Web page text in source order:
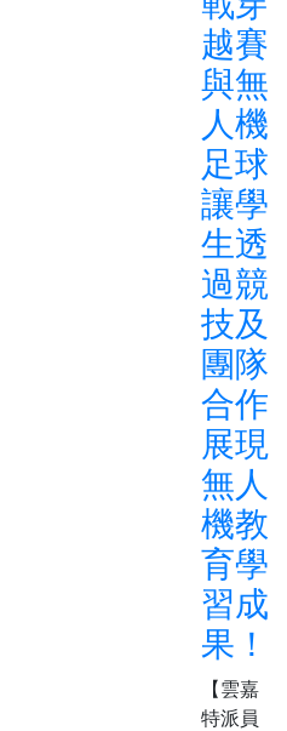
越賽
與無
人機
足球
讓學
生透
過競
技及
團隊
合作
展現
無人
機教
育學
習成
果！
【雲嘉
特派員